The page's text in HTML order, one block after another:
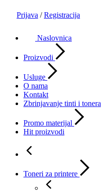
Prijava / Registracija
Naslovnica
Proizvodi
Usluge
O nama
Kontakt
Zbrinjavanje tinti i tonera
Promo materijal
Hit proizvodi
Toneri za printere